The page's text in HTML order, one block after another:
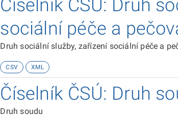
Číselník ČSÚ: Druh
sociální péče a
Druh sociální služby, zařízení sociální péče a
CSV XML
Číselník ČSÚ: Druh
Druh soudu